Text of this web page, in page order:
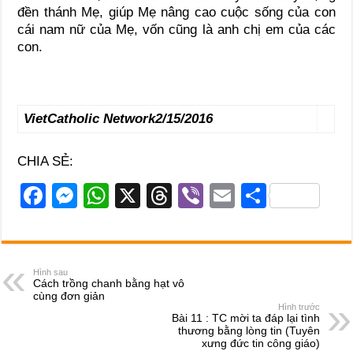
đền thánh Mẹ, giúp Mẹ nâng cao cuộc sống của con
cái nam nữ của Mẹ, vốn cũng là anh chị em của các
con.
VietCatholic Network2/15/2016
CHIA SẺ:
F
c
e
b
M
ss
n
W
at
A
X
T
e
d
s
Vi
er
E
ail
S
ar
Hình sau
Cách trồng chanh bằng hạt vô
cùng đơn giản
Hình trước
Bài 11 : TC mời ta đáp lại tình
thương bằng lòng tin (Tuyên
xưng đức tin công giáo)